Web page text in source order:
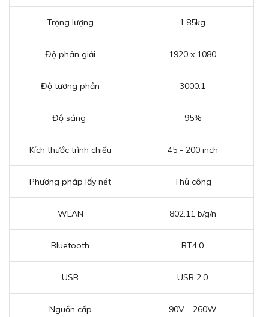
Trọng lượng 1.85kg
Độ phân giải 1920 x 1080
Độ tương phản 3000:1
Độ sáng 95%
Kích thước trình chiếu 45 - 200 inch
Phương pháp lấy nét Thủ công
WLAN 802.11 b/g/n
Bluetooth BT4.0
USB USB 2.0
Nguồn cấp 90V - 260W